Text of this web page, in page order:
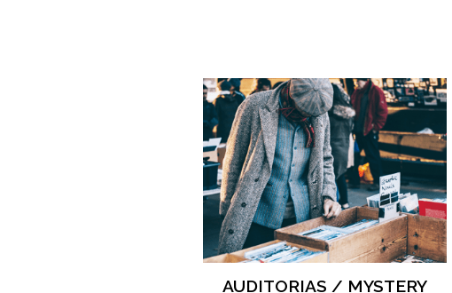
AUDITORIAS / MYSTERY